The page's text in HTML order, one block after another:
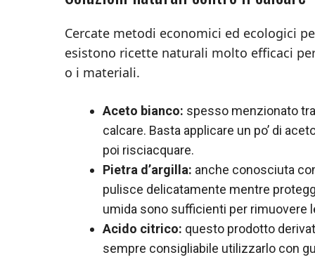
Cercate metodi economici ed ecologici
esistono ricette naturali molto efficaci
o i materiali.
Aceto bianco: spesso menzionato
calcare. Basta applicare un po’ di
poi risciacquare.
Pietra d’argilla: anche conosciuta
pulisce delicatamente mentre
umida sono sufficienti per rimuovere
Acido citrico: questo prodotto
sempre consigliabile utilizzarlo con